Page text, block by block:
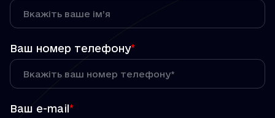
Ваш номер телефону*
Ваш e-mail*